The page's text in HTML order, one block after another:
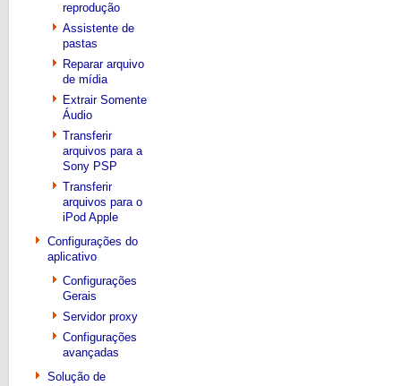
reprodução
Assistente de
pastas
Reparar arquivo
de mídia
Extrair Somente
Áudio
Transferir
arquivos para a
Sony PSP
Transferir
arquivos para o
iPod Apple
Configurações do
aplicativo
Configurações
Gerais
Servidor proxy
Configurações
avançadas
Solução de